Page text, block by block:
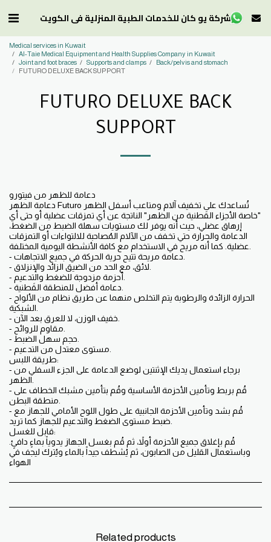
شركة يو كان للخدمات الطبية المنزلية في الكويت
Medical services in Kuwait
Al-Taie Medical Equipment and Health Supplies Company in Kuwait
Joint and foot braces
Supports and clamps
Back/pelvis and stomach
FUTURO DELUXE BACK SUPPORT
FUTURO DELUXE BACK
SUPPORT
دعامة للظهر من فيتورو
دعامة الظهر Futuro تُساعدك على تخفيف آلام ومتاعب أسفل الظهر
"خاصة الأجزاء القَطنية من الظهر" الناتجة عن أي تمزقات عضلية أو حتى أي
إرهاق عضلي، حيث أنه يوفر لك مستويات سهلة الضبط من الضغط،
الدعامة والحرارة حتي تخفف من الآلام المُصاحبة للالتواءات أو التمزقات
عضلية. كما أنه مريح في الاستخدام مع كافة الأنشطة اليومية المختلفة.
- دعامة مريحة تتيح حرية الحركة في جميع الاتجاهات.
- لائق، مع الحد من الضيق الزائد والإنزلاق.
- أحزمة مزدوجة للضغط والتدعيم.
- دعامة أفضل للمنطقة القَطنية.
- الحرارة الزائدة والرطوبة يتم التخلص منهما عن طريق نظام من الألواح
الشبكية.
- خفيف الوزن، لا للعرق بعد الآن.
- مقاوم للروائح.
- حجم سهل الضبط.
- مستوى معتدل من التدعيم.
طريقة اللبس:
- برجاء استعمال يديك الإثنتين لوضع الدعامة على الجزء السفلي من
الظهر.
- قُم بربط وتأمين الأحزمة الأساسية وقُم بتأمين مشبك الخطاف على
منطقة البطن.
- قُم بشد وتأمين الأحزمة الجانبية على طول اللوح الأمامي للجهاز مع
ضبط مستوى الضغط والتدعيم للجهاز كما تريد.
قابل للغسل:
وباستعمال القليل من الصابون، ثم يُشطف جيداً بالماء ويُترك ليجف في
الهواء
Related products